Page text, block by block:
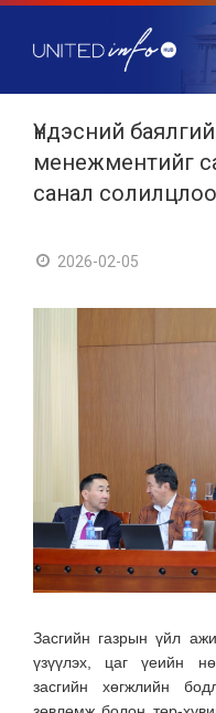
Үндэсний
менежментийг
санал солилцлоо
2026-02-05
Засгийн газрын үйл
үзүүлэх, цаг үеийн
засгийн хөгжлийн